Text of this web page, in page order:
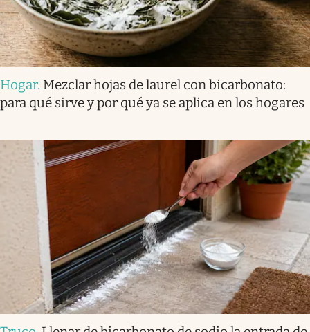
Hogar. Mezclar hojas de laurel con bicarbonato:
para qué sirve y por qué ya se aplica en los hogares